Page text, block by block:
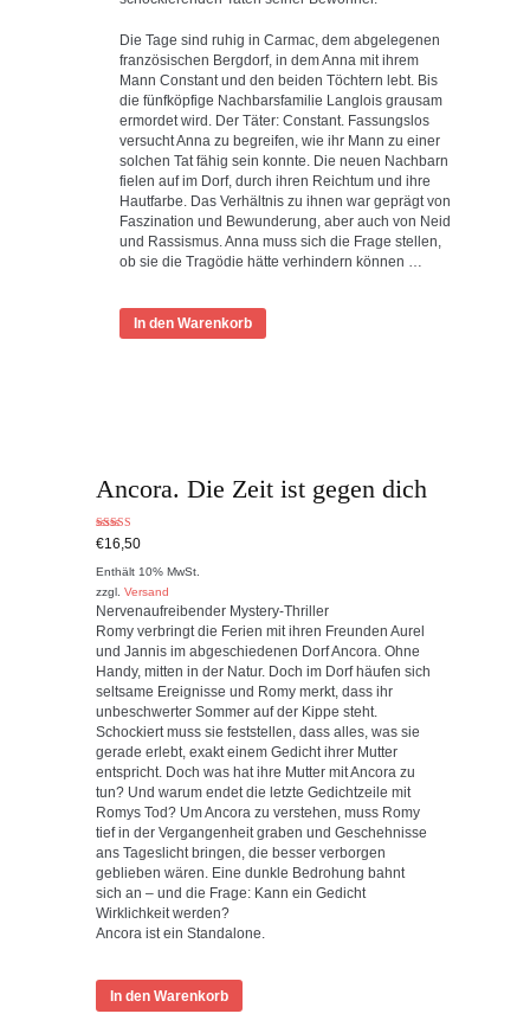
Die Tage sind ruhig in Carmac, dem abgelegenen
französischen Bergdorf, in dem Anna mit ihrem
Mann Constant und den beiden Töchtern lebt. Bis
die fünfköpfige Nachbarsfamilie Langlois grausam
ermordet wird. Der Täter: Constant. Fassungslos
versucht Anna zu begreifen, wie ihr Mann zu einer
solchen Tat fähig sein konnte. Die neuen Nachbarn
fielen auf im Dorf, durch ihren Reichtum und ihre
Hautfarbe. Das Verhältnis zu ihnen war geprägt von
Faszination und Bewunderung, aber auch von Neid
und Rassismus. Anna muss sich die Frage stellen,
ob sie die Tragödie hätte verhindern können …
In den Warenkorb
Ancora. Die Zeit ist gegen dich
Bewertet mit
5.00
€16,50
Enthält 10% MwSt.
zzgl. Versand
Nervenaufreibender Mystery-Thriller
Romy verbringt die Ferien mit ihren Freunden Aurel
und Jannis im abgeschiedenen Dorf Ancora. Ohne
Handy, mitten in der Natur. Doch im Dorf häufen sich
seltsame Ereignisse und Romy merkt, dass ihr
unbeschwerter Sommer auf der Kippe steht.
Schockiert muss sie feststellen, dass alles, was sie
gerade erlebt, exakt einem Gedicht ihrer Mutter
entspricht. Doch was hat ihre Mutter mit Ancora zu
tun? Und warum endet die letzte Gedichtzeile mit
Romys Tod? Um Ancora zu verstehen, muss Romy
tief in der Vergangenheit graben und Geschehnisse
ans Tageslicht bringen, die besser verborgen
geblieben wären. Eine dunkle Bedrohung bahnt
sich an – und die Frage: Kann ein Gedicht
Wirklichkeit werden?
Ancora ist ein Standalone.
In den Warenkorb